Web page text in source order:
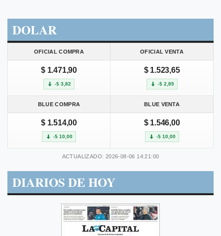
DOLAR
OFICIAL COMPRA OFICIAL VENTA
$ 1.471,90
-$ 3,82
$ 1.523,65
-$ 2,85
BLUE COMPRA BLUE VENTA
$ 1.514,00
-$ 10,00
$ 1.546,00
-$ 10,00
ACTUALIZADO: 2026-08-06 14:21:00
DIARIOS DE HOY